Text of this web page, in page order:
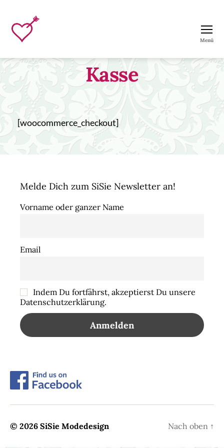
Modedesign
Menü
Kasse
[woocommerce_checkout]
Melde Dich zum SiSie Newsletter an!
Vorname oder ganzer Name
Email
Indem Du fortfährst, akzeptierst Du unsere
Datenschutzerklärung.
© 2026 SiSie Modedesign Nach oben ↑